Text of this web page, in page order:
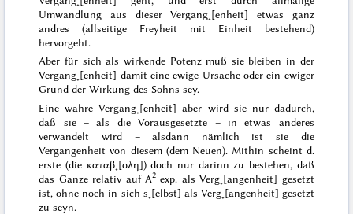
Umwandlung aus dieser Vergang˖[enheit] etwas ganz
andres (allseitige Freyheit mit Einheit bestehend)
hervorgeht.
Aber für sich als wirkendePotenz muß sie bleiben in der
Vergang˖[enheit] damit eine ewige Ursache oder ein ewiger
Grund der Wirkung des Sohns sey.
Eine wahre Vergang˖[enheit] aber wird sie nur dadurch,
daß sie – als die Vorausgesetzte – in etwas anderes
verwandelt wird – alsdann nämlich ist sie die
Vergangenheit von diesem(dem Neuen). Mithin scheint d.
erste (die καταβ˖[ολη]) doch nur darinn zu bestehen, daß
das Ganze relativ auf A2 exp. als Verg˖[angenheit] gesetzt
ist, ohne noch in sich s˖[elbst] als Verg˖[angenheit] gesetzt
zu seyn.